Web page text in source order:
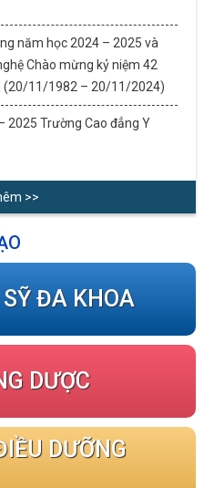
năm học 2024 – 2025 và
Chào mừng kỷ niệm 42
(20/11/1982 – 20/11/2024)
2025 Trường Cao đẳng Y
>>
ĐA KHOA
DƯỢC
DƯỠNG